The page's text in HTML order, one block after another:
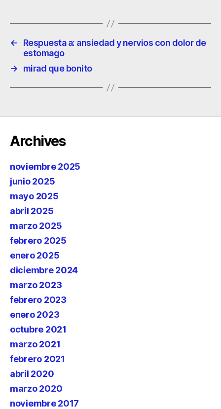
←
Respuesta a: ansiedad y nervios con dolor de
estomago
→
mirad que bonito
Archives
noviembre 2025
junio 2025
mayo 2025
abril 2025
marzo 2025
febrero 2025
enero 2025
diciembre 2024
marzo 2023
febrero 2023
enero 2023
octubre 2021
marzo 2021
febrero 2021
abril 2020
marzo 2020
noviembre 2017